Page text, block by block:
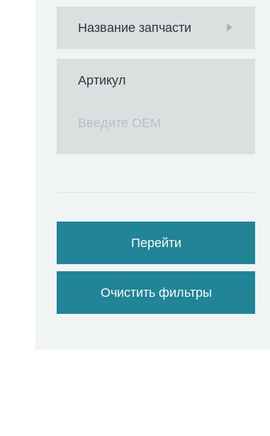
Название запчасти
Артикул
Перейти
Очистить фильтры